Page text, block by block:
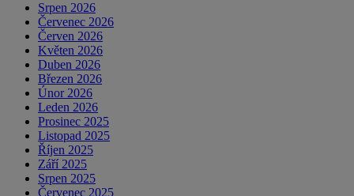
Srpen 2026
Červenec 2026
Červen 2026
Květen 2026
Duben 2026
Březen 2026
Únor 2026
Leden 2026
Prosinec 2025
Listopad 2025
Říjen 2025
Září 2025
Srpen 2025
Červenec 2025